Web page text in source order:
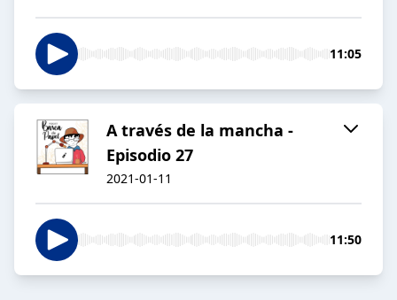
11:05
A través de la mancha -
Episodio 27
2021-01-11
11:50